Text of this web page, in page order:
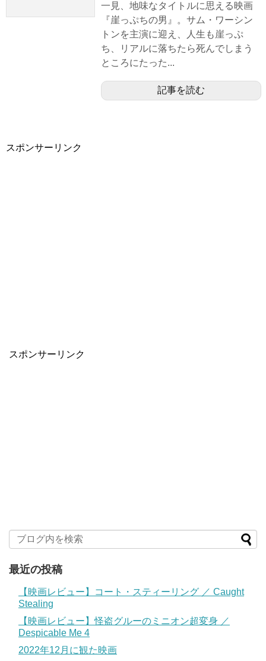
一見、地味なタイトルに思える映画
『崖っぷちの男』。サム・ワーシン
トンを主演に迎え、人生も崖っぷ
ち、リアルに落ちたら死んでしまう
ところにたった...
記事を読む
スポンサーリンク
スポンサーリンク
最近の投稿
【映画レビュー】コート・スティーリング ／ Caught
Stealing
【映画レビュー】怪盗グルーのミニオン超変身 ／
Despicable Me 4
2022年12月に観た映画